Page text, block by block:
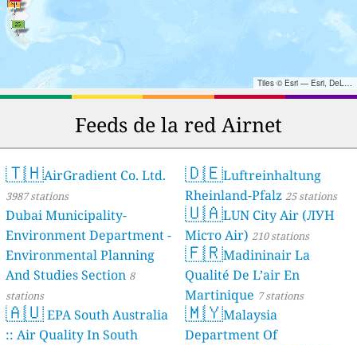
Tiles © Esri — Esri, DeLorme, NAVTEQ, TomTom, Intermap, iPC, USGS, FAO, NPS, NRCAN, GeoBase, Kadaster NL, Ordnance Survey, Esri Japan, METI, Esri China (Hong Kong), and the GIS User Community
Feeds de la red Airnet
🇹🇭AirGradient Co. Ltd.
3987 stations
Dubai Municipality-
Environment Department -
Environmental Planning
And Studies Section 8
stations
🇦🇺EPA South Australia
:: Air Quality In South
🇩🇪Luftreinhaltung
Rheinland-Pfalz 25 stations
🇺🇦LUN City Air (ЛУН
Місто Air) 210 stations
🇫🇷Madininair La
Qualité De L’air En
Martinique 7 stations
🇲🇾Malaysia
Department Of